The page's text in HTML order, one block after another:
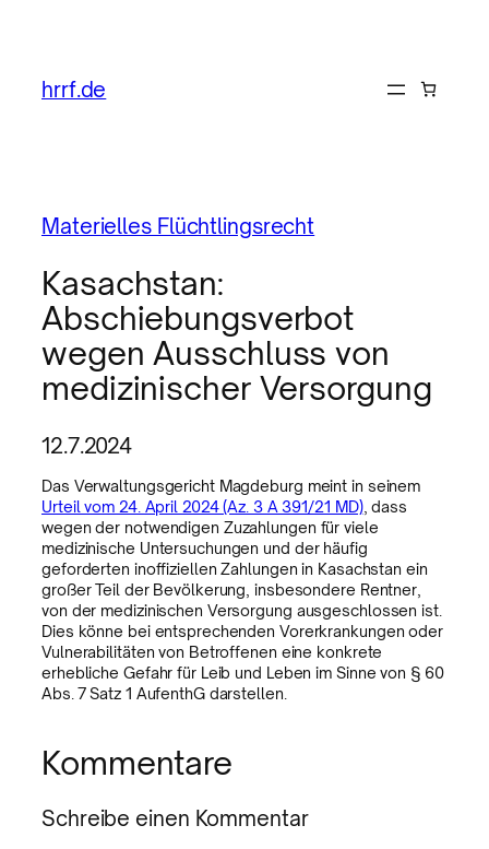
hrrf.de
Materielles Flüchtlingsrecht
Kasachstan:
Abschiebungsverbot
wegen Ausschluss von
medizinischer Versorgung
12.7.2024
Das Verwaltungsgericht Magdeburg meint in seinem
Urteil vom 24. April 2024 (Az. 3 A 391/21 MD), dass
wegen der notwendigen Zuzahlungen für viele
medizinische Untersuchungen und der häufig
geforderten inoffiziellen Zahlungen in Kasachstan ein
großer Teil der Bevölkerung, insbesondere Rentner,
von der medizinischen Versorgung ausgeschlossen ist.
Dies könne bei entsprechenden Vorerkrankungen oder
Vulnerabilitäten von Betroffenen eine konkrete
erhebliche Gefahr für Leib und Leben im Sinne von § 60
Abs. 7 Satz 1 AufenthG darstellen.
Kommentare
Schreibe einen Kommentar